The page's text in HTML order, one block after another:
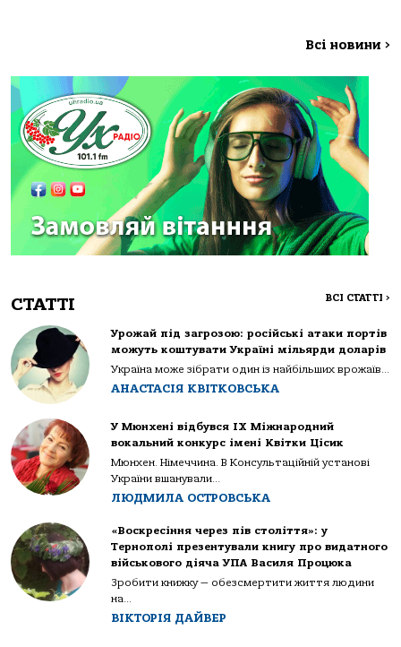
Всі новини >
СТАТТІ ВСІ СТАТТІ >
Урожай під загрозою: російські атаки портів
можуть коштувати Україні мільярди доларів
Україна може зібрати один із найбільших врожаїв...
АНАСТАСІЯ КВІТКОВСЬКА
У Мюнхені відбувся IX Міжнародний
вокальний конкурс імені Квітки Цісик
Мюнхен. Німеччина. В Консультаційній установі
України вшанували...
ЛЮДМИЛА ОСТРОВСЬКА
«Воскресіння через пів століття»: у
Тернополі презентували книгу про видатного
військового діяча УПА Василя Процюка
Зробити книжку — обезсмертити життя людини
на...
ВІКТОРІЯ ДАЙВЕР